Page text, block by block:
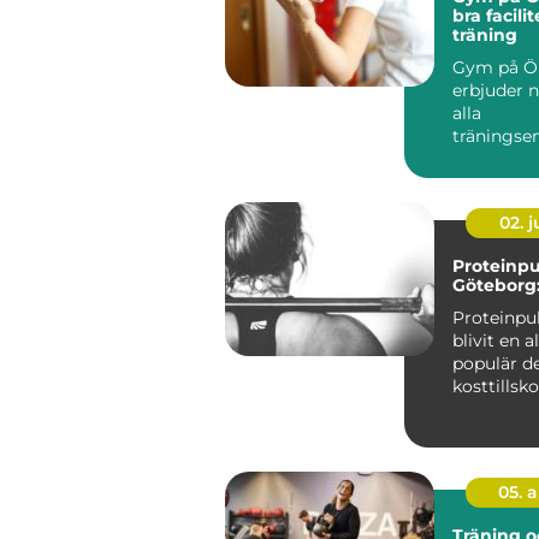
bra
träning
Gym på
erbjuder
alla
02.
blivit en
populär
05.